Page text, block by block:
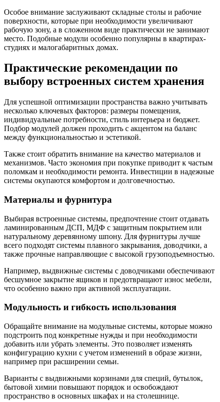
Особое внимание заслуживают складные столы и рабочие
поверхности, которые при необходимости увеличивают
рабочую зону, а в сложенном виде практически не занимают
место. Подобные модули особенно популярны в квартирах-
студиях и малогабаритных домах.
Практические рекомендации по
выбору встроенных систем хранения
Для успешной оптимизации пространства важно учитывать
несколько ключевых факторов: размеры помещения,
индивидуальные потребности, стиль интерьера и бюджет.
Подбор модулей должен проходить с акцентом на баланс
между функциональностью и эстетикой.
Также стоит обратить внимание на качество материалов и
механизмов. Часто экономия при покупке приводит к частым
поломкам и необходимости ремонта. Инвестиции в надежные
системы окупаются комфортом и долговечностью.
Материалы и фурнитура
Выбирая встроенные системы, предпочтение стоит отдавать
ламинированным ДСП, МДФ с защитным покрытием или
натуральному деревянному шпону. Для фурнитуры лучше
всего подходят системы плавного закрывания, доводчики, а
также прочные направляющие с высокой грузоподъемностью.
Например, выдвижные системы с доводчиками обеспечивают
бесшумное закрытие ящиков и предотвращают износ мебели,
что особенно важно при активной эксплуатации.
Модульность и гибкость использования
Обращайте внимание на модульные системы, которые можно
подстроить под конкретные нужды и при необходимости
добавить или убрать элементы. Это позволяет изменять
конфигурацию кухни с учетом изменений в образе жизни,
например при расширении семьи.
Варианты с выдвижными корзинами для специй, бутылок,
бытовой химии повышают порядок и освобождают
пространство в основных шкафах и на столешнице.